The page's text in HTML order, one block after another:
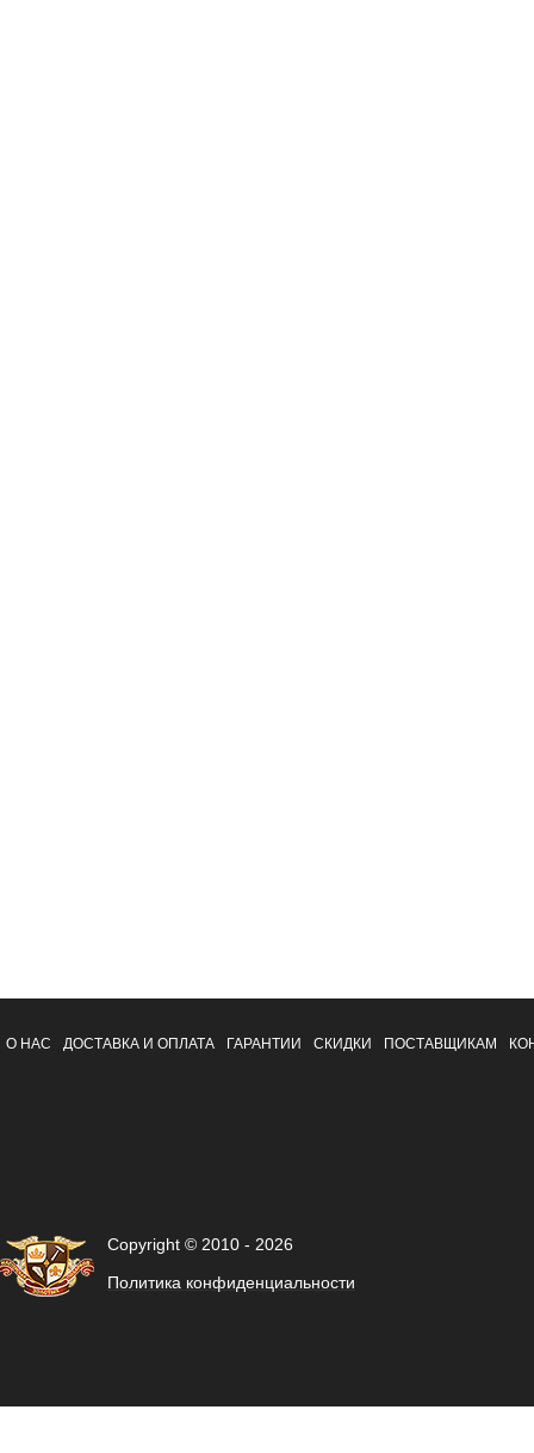
О НАС ДОСТАВКА И ОПЛАТА ГАРАНТИИ СКИДКИ ПОСТАВЩИКАМ
Copyright © 2010 - 2026
Политика конфиденциальности